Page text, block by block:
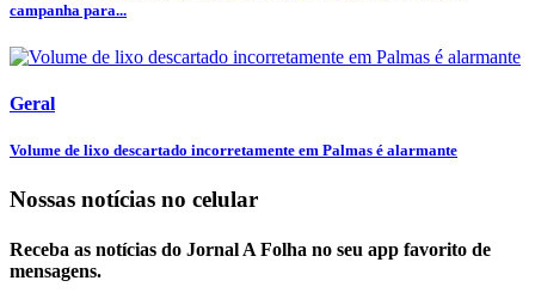
campanha para...
Geral
Volume de lixo descartado incorretamente em Palmas é alarmante
Nossas notícias no celular
Receba as notícias do Jornal A Folha no seu app favorito de
mensagens.